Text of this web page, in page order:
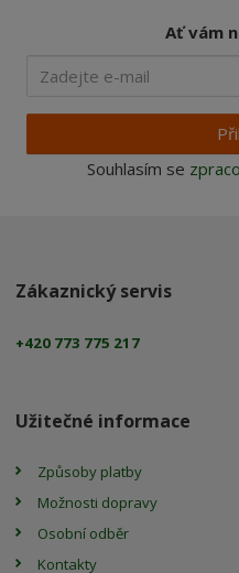
Ať vám
Souhlasím se
Zákaznický servis
+420 773 775 217
Užitečné informace
Způsoby platby
Možnosti dopravy
Osobní odběr
Kontakty